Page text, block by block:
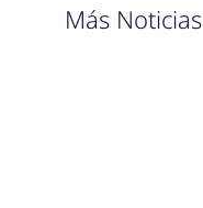
Más Noticias